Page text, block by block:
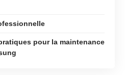
pour la maintenance